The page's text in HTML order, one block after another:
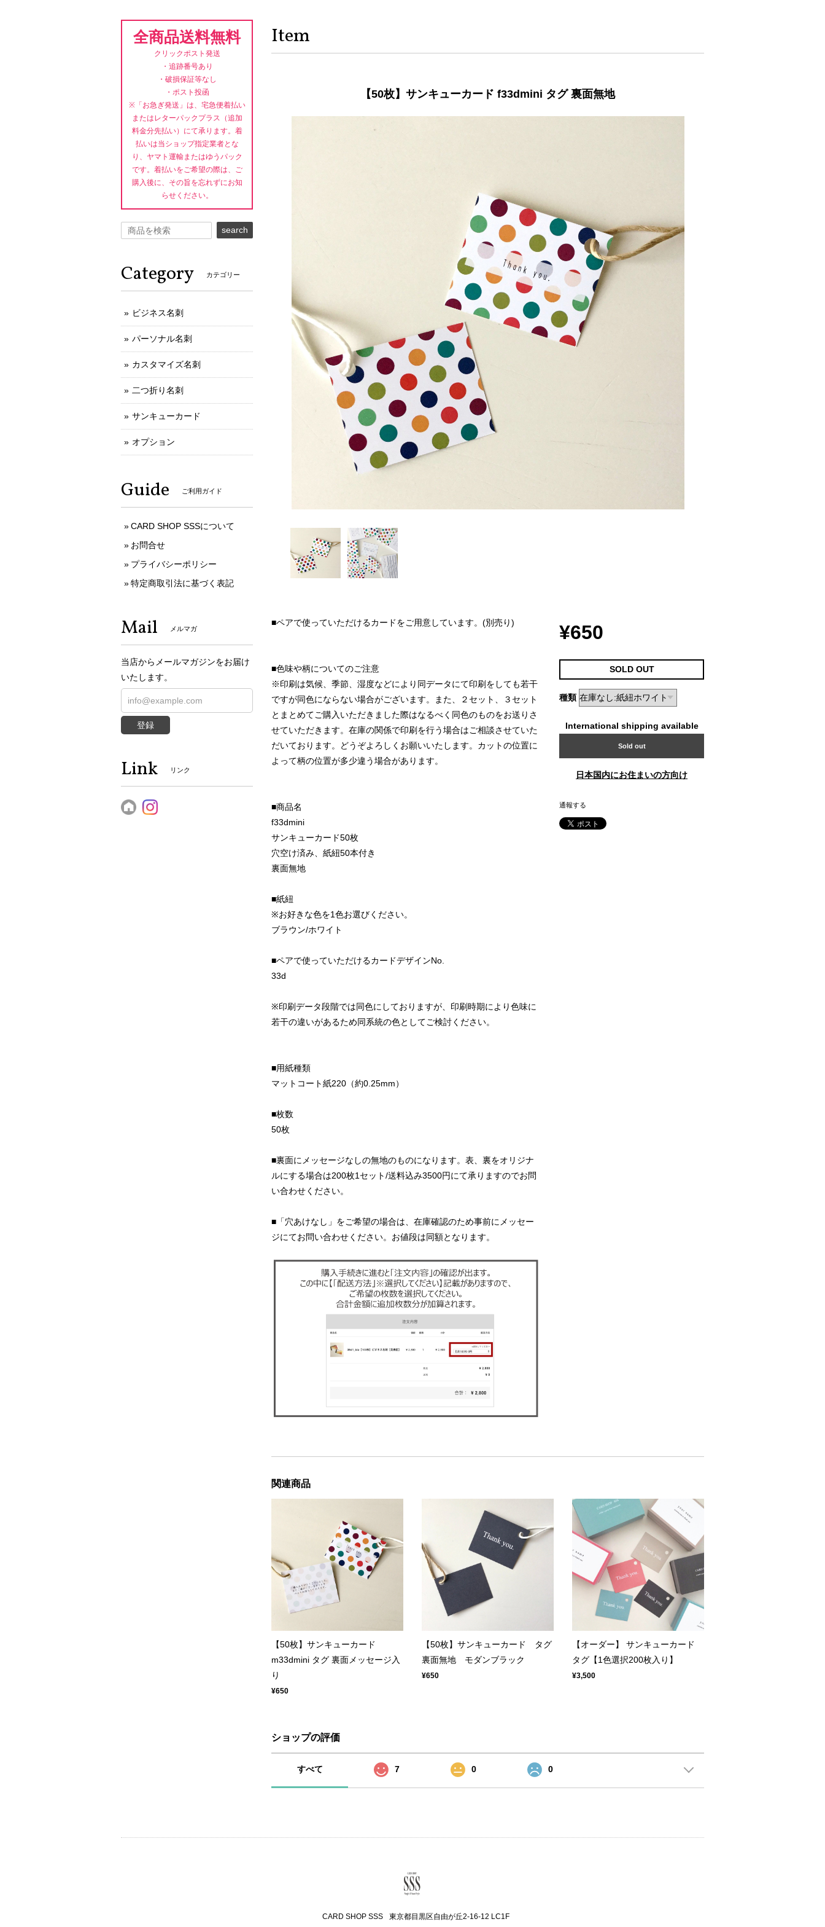
Item
【50枚】サンキューカード f33dmini タグ 裏面無地
■ペアで使っていただけるカードをご用意しています。(別売り)
■色味や柄についてのご注意
※印刷は気候、季節、湿度などにより同データにて印刷をしても若干
ですが同色にならない場合がございます。また、２セット、３セット
とまとめてご購入いただきました際はなるべく同色のものをお送りさ
せていただきます。在庫の関係で印刷を行う場合はご相談させていた
だいております。どうぞよろしくお願いいたします。カットの位置に
よって柄の位置が多少違う場合があります。
■商品名
f33dmini
サンキューカード50枚
穴空け済み、紙紐50本付き
裏面無地
■紙紐
※お好きな色を1色お選びください。
ブラウン/ホワイト
■ペアで使っていただけるカードデザインNo.
33d
※印刷データ段階では同色にしておりますが、印刷時期により色味に
若干の違いがあるため同系統の色としてご検討ください。
■用紙種類
マットコート紙220（約0.25mm）
■枚数
50枚
■裏面にメッセージなしの無地のものになります。表、裏をオリジナ
ルにする場合は200枚1セット/送料込み3500円にて承りますのでお問
い合わせください。
■「穴あけなし」をご希望の場合は、在庫確認のため事前にメッセー
ジにてお問い合わせください。お値段は同額となります。
¥650
SOLD OUT
種類
International shipping available
Sold out
日本国内にお住まいの方向け
通報する
関連商品
【50枚】サンキューカード
m33dmini タグ 裏面メッセージ入
り
¥650
【50枚】サンキューカード タグ
裏面無地 モダンブラック
¥650
【オーダー】 サンキューカード
タグ【1色選択200枚入り】
¥3,500
ショップの評価
すべて 7 0 0
全商品送料無料
クリックポスト発送
・追跡番号あり
・破損保証等なし
・ポスト投函
※「お急ぎ発送」は、宅急便着払い
またはレターパックプラス（追加
料金分先払い）にて承ります。着
払いは当ショップ指定業者とな
り、ヤマト運輸またはゆうパック
です。着払いをご希望の際は、ご
購入後に、その旨を忘れずにお知
らせください。
search
Category カテゴリー
ビジネス名刺
パーソナル名刺
カスタマイズ名刺
二つ折り名刺
サンキューカード
オプション
Guide ご利用ガイド
CARD SHOP SSSについて
お問合せ
プライバシーポリシー
特定商取引法に基づく表記
Mail メルマガ
当店からメールマガジンをお届け
いたします。
登録
Link リンク
CARD SHOP SSS 東京都目黒区自由が丘2-16-12 LC1F